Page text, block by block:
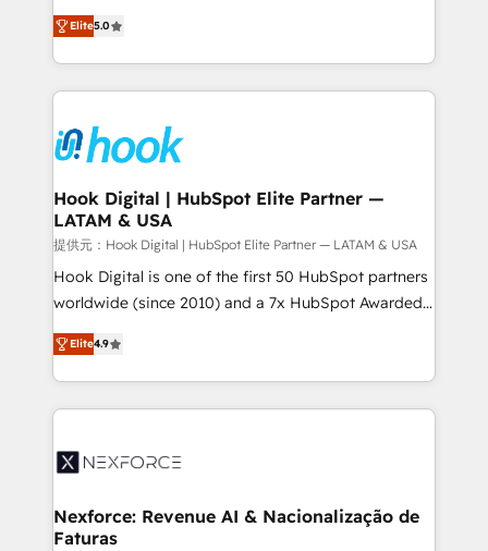
The synergies generated by these integrations,
together with the combination of talents, skills,
to accompany companies on their digital
transformation journey.
helps mid-market revenue teams transform how
they sell, market, and serve. We don't just build your
HubSpot—we teach your team to own it, then stay
to help you keep winning. What We Do ⚙️ CRM
Data & Content 📈 Sales & Marketing Alignment +
Revenue Team Enablement 🤖 Breeze AI & Custom
Agent Creation 🔄 Custom Integrations & Data
Migration Why 1406 We become part of your team.
Your team learns while we build. We fix what others
broke. Built for mid-market reality—practical
solutions that work with your actual headcount and
HubSpot partners 🔄 Top 5% globally in client
retention 📅 8+ years of consistent results since 2017
move beyond spreadsheets into unified systems
Elite5.0
Hook Digital | HubSpot Elite Partner —
LATAM & USA
提供元：Hook Digital | HubSpot Elite Partner — LATAM & USA
Hook Digital is one of the first 50 HubSpot partners
worldwide (since 2010) and a 7x HubSpot Awarded
Elite Partner. With 500+ projects across the U.S.,
Brazil, and LATAM, we combine global expertise with
regional experience. Today, we are Brazil’s largest
HubSpot Elite Partner—trusted by companies across
Implementation & Migration Onboarding across all
Station, Freshdesk, Intercom, and more. Custom
objects, automations, and integrations built for
Elite4.9
Nexforce: Revenue AI & Nacionalização de
Faturas